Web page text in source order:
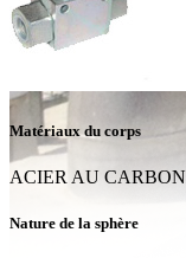
Matériaux du corps
ACIER AU
Nature de la sphère